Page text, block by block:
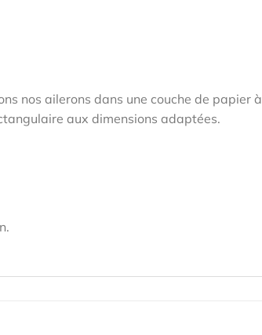
nos ailerons dans une couche de papier à
aux dimensions adaptées.